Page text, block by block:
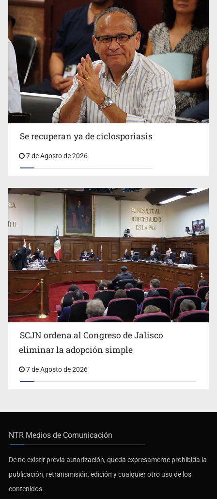
Vecinos acusan retiro de árboles; Ijalvi niega tala
UdeG convierte residuos de agave en biotextil
Se recuperan ya de ciclosporiasis
7 de Agosto de 2026
SCJN ordena al Congreso de Jalisco
eliminar la adopción simple
7 de Agosto de 2026
NTR Medios de Comunicación
De no existir previa autorización, queda expresamente prohibida la
publicación, retransmisión, edición y cualquier otro uso de los
contenidos.